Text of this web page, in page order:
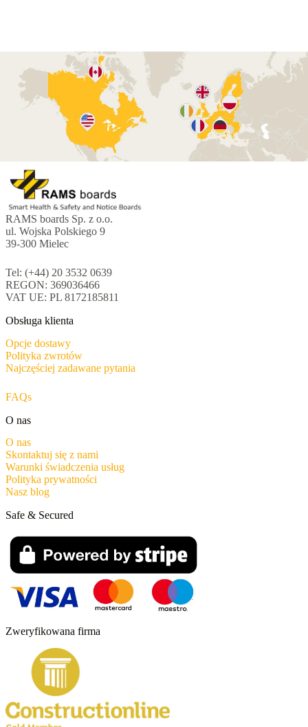
RAMS boards Sp. z o.o.
ul. Wojska Polskiego 9
39-300 Mielec
Tel: (+44) 20 3532 0639
REGON: 369036466
VAT UE: PL 8172185811
Obsługa klienta
Opcje dostawy
Polityka zwrotów
Najczęściej zadawane pytania
FAQs
O nas
O nas
Skontaktuj się z nami
Warunki świadczenia usług
Polityka prywatności
Nasz blog
Zweryfikowana firma
Safe & Secured